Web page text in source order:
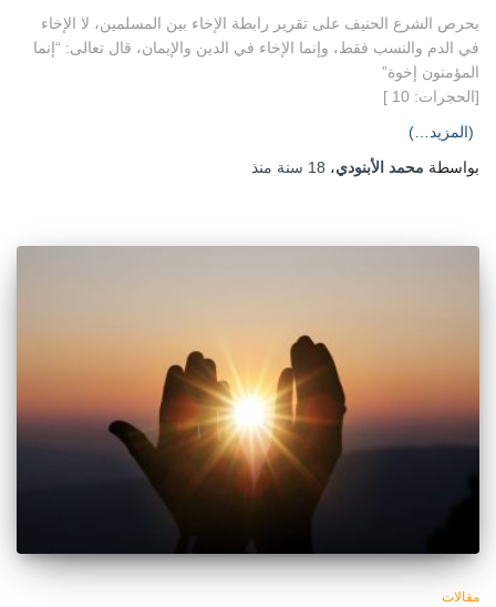
يحرص الشرع الحنيف على تقرير رابطة الإخاء بين المسلمين، لا الإخاء
في الدم والنسب فقط، وإنما الإخاء في الدين والإيمان، قال تعالى: “إنما
المؤمنون إخوة”
[الحجرات: 10 ]
(المزيد…)
بواسطة محمد الأبنودي، 18 سنة منذ
مقالات